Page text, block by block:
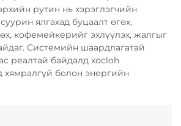
рутин нь хэрэглэгчийн
ялгахад буцаалт өгөх,
кофемейкерийг эхлүүлэх, жалгыг
Системийн шаардлагатай
реалтай байдалд хосloh
болон энергийн